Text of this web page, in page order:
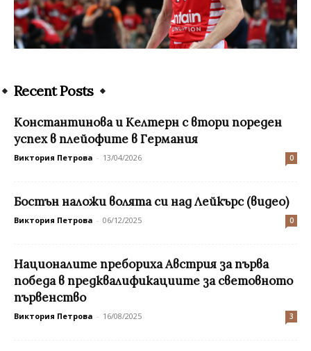
Recent Posts
Константинова и Келтерн с втори пореден
успех в плейофите в Германия
Виктория Петрова - 13/04/2026 0
Бостън наложи волята си над Лейкърс (видео)
Виктория Петрова - 06/12/2025 0
Националите пребориха Австрия за първа
победа в предквалификациите за световното
първенство
Виктория Петрова - 16/08/2025 3